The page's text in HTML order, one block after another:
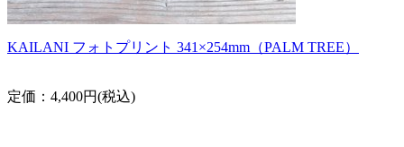
KAILANI フォトプリント 341×254mm（PALM TREE）
定価：4,400円(税込)